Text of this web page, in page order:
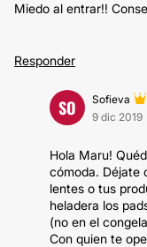
Miedo al entrar!!
Responder
SO
Sofieva
9 dic 2019
Hola Maru!
cómoda. Déjate
lentes o tus
heladera los
(no en el
Con quien te